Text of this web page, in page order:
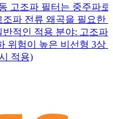
고조파 필터는 중주파로
파 전류 왜곡을 필요한
적인 적용 분야: 고조파
위험이 높은 비선형 3상
적용)